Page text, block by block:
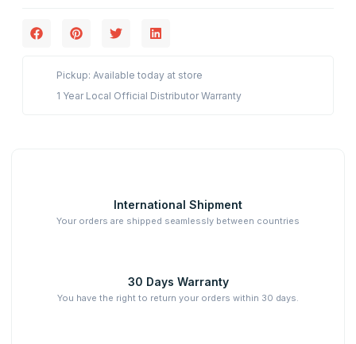
Pickup: Available today at store
1 Year Local Official Distributor Warranty
International Shipment
Your orders are shipped seamlessly between countries
30 Days Warranty
You have the right to return your orders within 30 days.